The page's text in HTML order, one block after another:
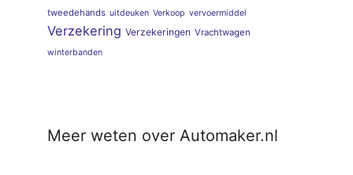
tweedehands uitdeuken Verkoop vervoermiddel
Verzekering Verzekeringen Vrachtwagen
winterbanden
Meer weten over Automaker.nl